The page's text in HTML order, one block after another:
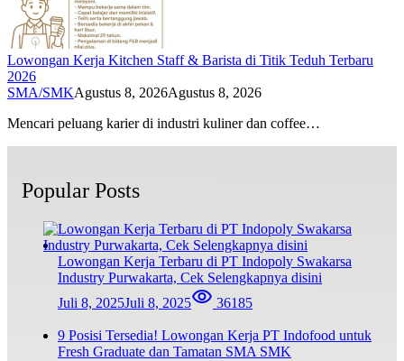
Lowongan Kerja Kitchen Staff & Barista di Titik Teduh Terbaru
2026
SMA/SMKAgustus 8, 2026Agustus 8, 2026
Mencari peluang karier di industri kuliner dan coffee…
Popular Posts
Lowongan Kerja Terbaru di PT Indopoly Swakarsa
Industry Purwakarta, Cek Selengkapnya disini
Juli 8, 2025Juli 8, 2025 36185
9 Posisi Tersedia! Lowongan Kerja PT Indofood untuk
Fresh Graduate dan Tamatan SMA SMK